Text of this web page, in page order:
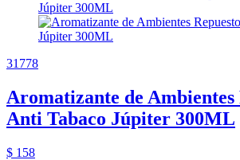
31778
Aromatizante de Ambientes
Anti Tabaco Júpiter 300ML
$ 158